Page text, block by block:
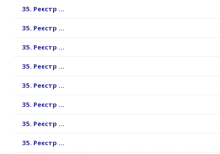
35. Реєстр ...
35. Реєстр ...
35. Реєстр ...
35. Реєстр ...
35. Реєстр ...
35. Реєстр ...
35. Реєстр ...
35. Реєстр ...